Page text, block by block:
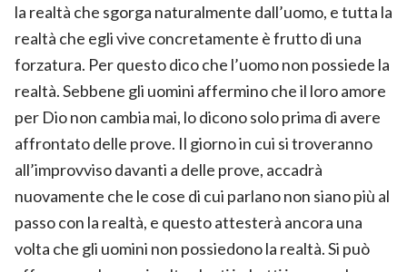
la realtà che sgorga naturalmente dall’uomo, e tutta la
realtà che egli vive concretamente è frutto di una
forzatura. Per questo dico che l’uomo non possiede la
realtà. Sebbene gli uomini affermino che il loro amore
per Dio non cambia mai, lo dicono solo prima di avere
affrontato delle prove. Il giorno in cui si troveranno
all’improvviso davanti a delle prove, accadrà
nuovamente che le cose di cui parlano non siano più al
passo con la realtà, e questo attesterà ancora una
volta che gli uomini non possiedono la realtà. Si può